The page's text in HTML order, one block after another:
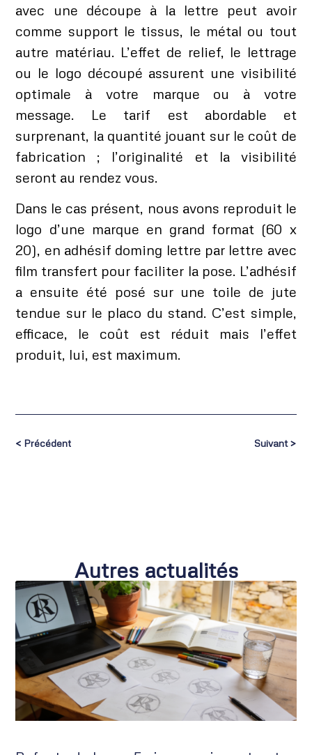
avec une découpe à la lettre peut avoir
comme support le tissus, le métal ou tout
autre matériau. L’effet de relief, le lettrage
ou le logo découpé assurent une visibilité
optimale à votre marque ou à votre
message. Le tarif est abordable et
surprenant, la quantité jouant sur le coût de
fabrication ; l’originalité et la visibilité
seront au rendez vous.
Dans le cas présent, nous avons reproduit le
logo d’une marque en grand format (60 x
20), en adhésif doming lettre par lettre avec
film transfert pour faciliter la pose. L’adhésif
a ensuite été posé sur une toile de jute
tendue sur le placo du stand. C’est simple,
efficace, le coût est réduit mais l’effet
produit, lui, est maximum.
< Précédent Suivant >
Autres actualités